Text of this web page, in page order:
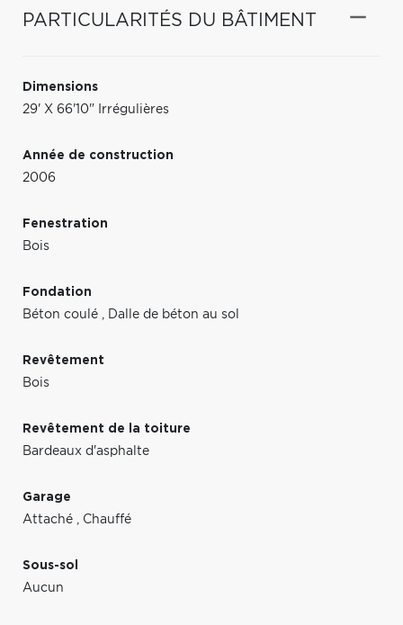
PARTICULARITÉS DU BÂTIMENT
Dimensions
29' X 66'10" Irrégulières
Année de construction
2006
Fenestration
Bois
Fondation
Béton coulé
Dalle de béton au sol
Revêtement
Bois
Revêtement de la toiture
Bardeaux d'asphalte
Garage
Attaché
Chauffé
Sous-sol
Aucun